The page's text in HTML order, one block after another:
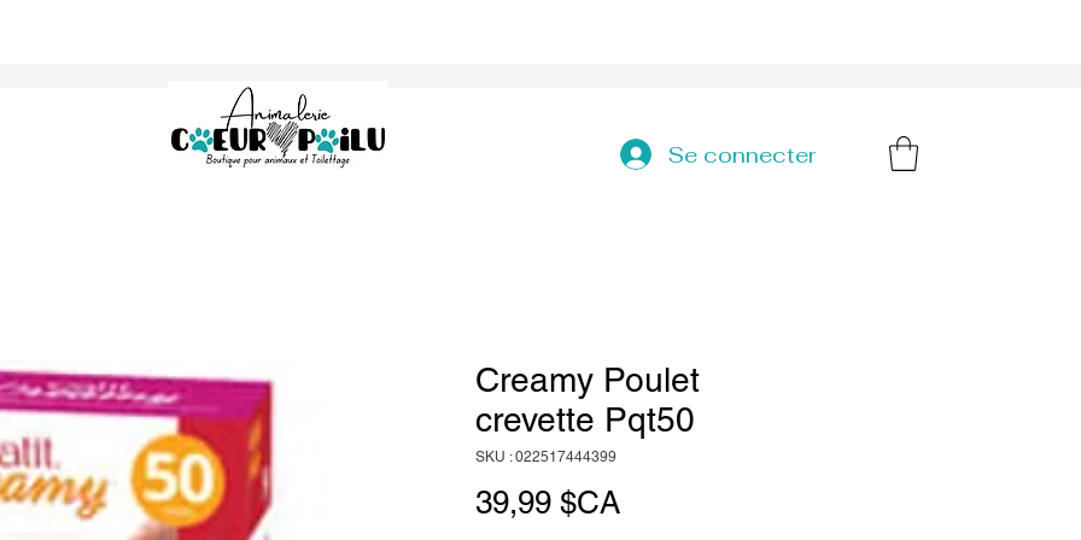
Se connecter
Creamy Poulet
crevette Pqt50
SKU : 022517444399
39,99 $CAPrix